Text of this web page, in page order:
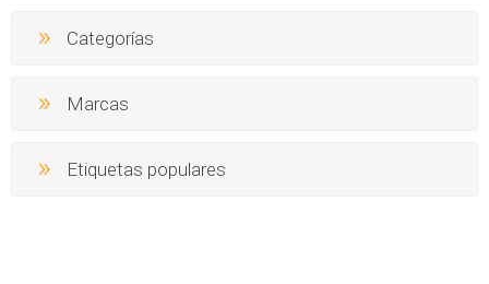
Categorías
Marcas
Etiquetas populares